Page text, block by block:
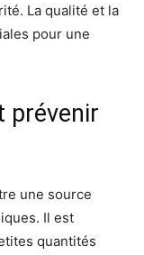
La qualité et la
pour une
prévenir
une source
Il est
quantités